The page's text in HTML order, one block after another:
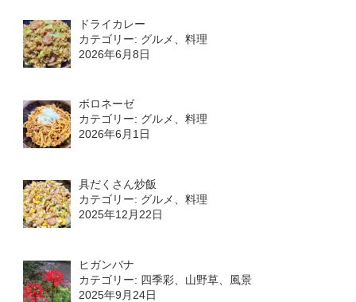
ドライカレー
カテゴリー: グルメ、料理
2026年6月8日
ボロネーゼ
カテゴリー: グルメ、料理
2026年6月1日
具だくさん炒飯
カテゴリー: グルメ、料理
2025年12月22日
ヒガンバナ
カテゴリー: 四季彩、山野草、風景
2025年9月24日